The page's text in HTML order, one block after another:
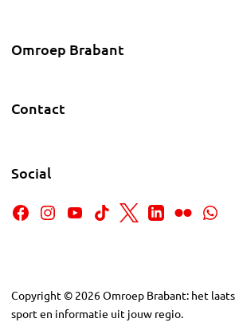
Omroep Brabant
Contact
Social
Copyright © 2026Omroep Brabant: het
sport en informatie uit jouw regio.